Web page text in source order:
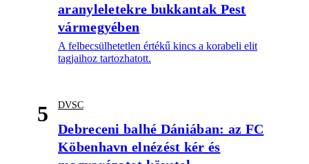
aranyleletekre bukkantak Pest
vármegyében
A felbecsülhetetlen értékű kincs a korabeli elit
tagjaihoz tartozhatott.
5 DVSC
Debreceni balhé Dániában: az FC
Köbenhavn elnézést kér és